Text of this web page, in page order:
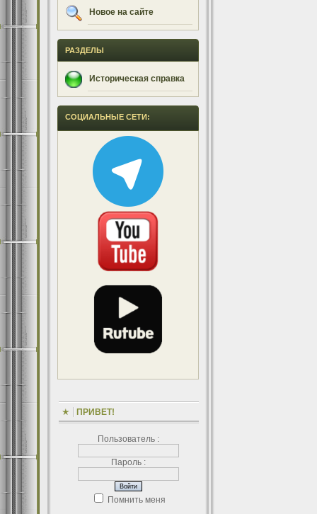
Новое на сайте
РАЗДЕЛЫ
Историческая справка
СОЦИАЛЬНЫЕ СЕТИ:
ПРИВЕТ!
Пользователь :
Пароль :
Помнить меня